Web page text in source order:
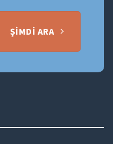
ŞIMDI ARA